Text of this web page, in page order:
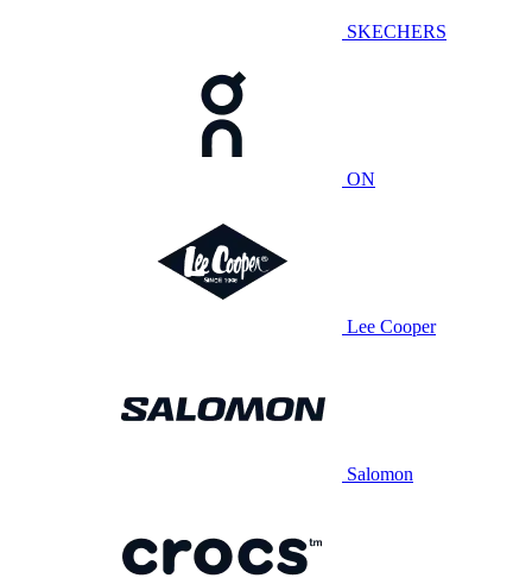
SKECHERS
ON
Lee Cooper
Salomon